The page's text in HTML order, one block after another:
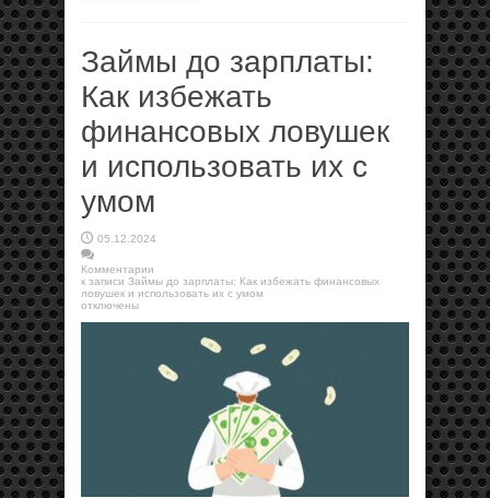
Займы до зарплаты:
Как избежать
финансовых ловушек
и использовать их с
умом
05.12.2024
Комментарии
к записи Займы до зарплаты: Как избежать финансовых
ловушек и использовать их с умом
отключены